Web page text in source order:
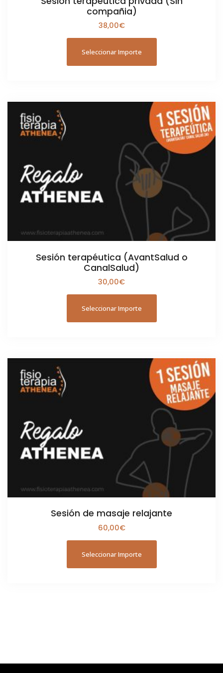
compañia)
38,00€
Seleccionar Importe
Sesión terapéutica (AvantSalud o
CanalSalud)
30,00€
Seleccionar Importe
Sesión de masaje relajante
60,00€
Seleccionar Importe